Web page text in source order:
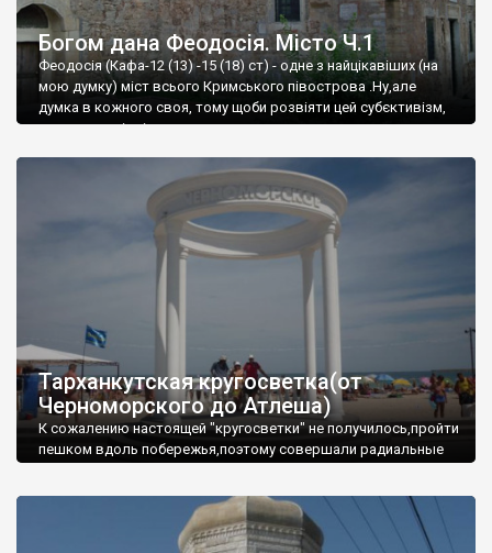
Богом дана Феодосія. Місто Ч.1
Феодосія (Кафа-12 (13) -15 (18) ст) - одне з найцікавіших (на
мою думку) міст всього Кримського півострова .Ну,але
думка в кожного своя, тому щоби розвіяти цей субєктивізм,
запрошую відвідати це
Тарханкутская кругосветка(от
Черноморского до Атлеша)
К сожалению настоящей "кругосветки" не получилось,пройти
пешком вдоль побережья,поэтому совершали радиальные